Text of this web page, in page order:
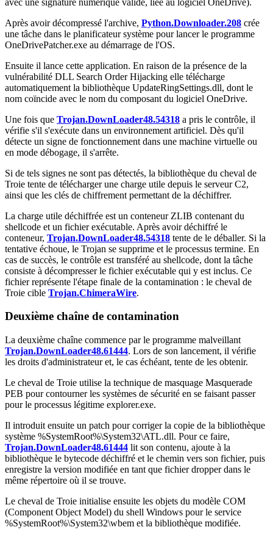
Après avoir décompressé l'archive, Python.Downloader.208 crée
une tâche dans le planificateur système pour lancer le programme
OneDrivePatcher.exe au démarrage de l'OS.
Ensuite il lance cette application. En raison de la présence de la
vulnérabilité DLL Search Order Hijacking elle télécharge
automatiquement la bibliothèque UpdateRingSettings.dll, dont le
nom coïncide avec le nom du composant du logiciel OneDrive.
Une fois que Trojan.DownLoader48.54318 a pris le contrôle, il
vérifie s'il s'exécute dans un environnement artificiel. Dès qu'il
détecte un signe de fonctionnement dans une machine virtuelle ou
en mode débogage, il s'arrête.
Si de tels signes ne sont pas détectés, la bibliothèque du cheval de
Troie tente de télécharger une charge utile depuis le serveur C2,
ainsi que les clés de chiffrement permettant de la déchiffrer.
La charge utile déchiffrée est un conteneur ZLIB contenant du
shellcode et un fichier exécutable. Après avoir déchiffré le
conteneur, Trojan.DownLoader48.54318 tente de le déballer. Si la
tentative échoue, le Trojan se supprime et le processus termine. En
cas de succès, le contrôle est transféré au shellcode, dont la tâche
consiste à décompresser le fichier exécutable qui y est inclus. Ce
fichier représente l'étape finale de la contamination : le cheval de
Troie cible Trojan.ChimeraWire.
Deuxième chaîne de contamination
La deuxième chaîne commence par le programme malveillant
Trojan.DownLoader48.61444. Lors de son lancement, il vérifie
les droits d'administrateur et, le cas échéant, tente de les obtenir.
Le cheval de Troie utilise la technique de masquage Masquerade
PEB pour contourner les systèmes de sécurité en se faisant passer
pour le processus légitime explorer.exe.
Il introduit ensuite un patch pour corriger la copie de la bibliothèque
système %SystemRoot%\System32\ATL.dll. Pour ce faire,
Trojan.DownLoader48.61444 lit son contenu, ajoute à la
bibliothèque le bytecode déchiffré et le chemin vers son fichier, puis
enregistre la version modifiée en tant que fichierdropperdans le
même répertoire où il se trouve.
Le cheval de Troie initialise ensuite les objets du modèle COM
(Component Object Model) du shell Windows pour le service
%SystemRoot%\System32\wbem et la bibliothèque modifiée.